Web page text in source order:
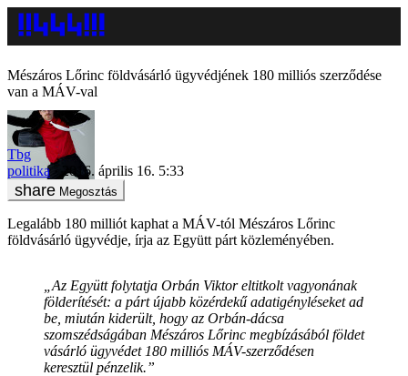
Mészáros Lőrinc földvásárló ügyvédjének 180 milliós szerződése
van a MÁV-val
Tbg
politika
2016. április 16. 5:33
Megosztás
Legalább 180 milliót kaphat a MÁV-tól Mészáros Lőrinc
földvásárló ügyvédje, írja az Együtt párt közleményében.
„Az Együtt folytatja Orbán Viktor eltitkolt vagyonának
földerítését: a párt újabb közérdekű adatigényléseket ad
be, miután kiderült, hogy az Orbán-dácsa
szomszédságában Mészáros Lőrinc megbízásából földet
vásárló ügyvédet 180 milliós MÁV-szerződésen
keresztül pénzelik.”